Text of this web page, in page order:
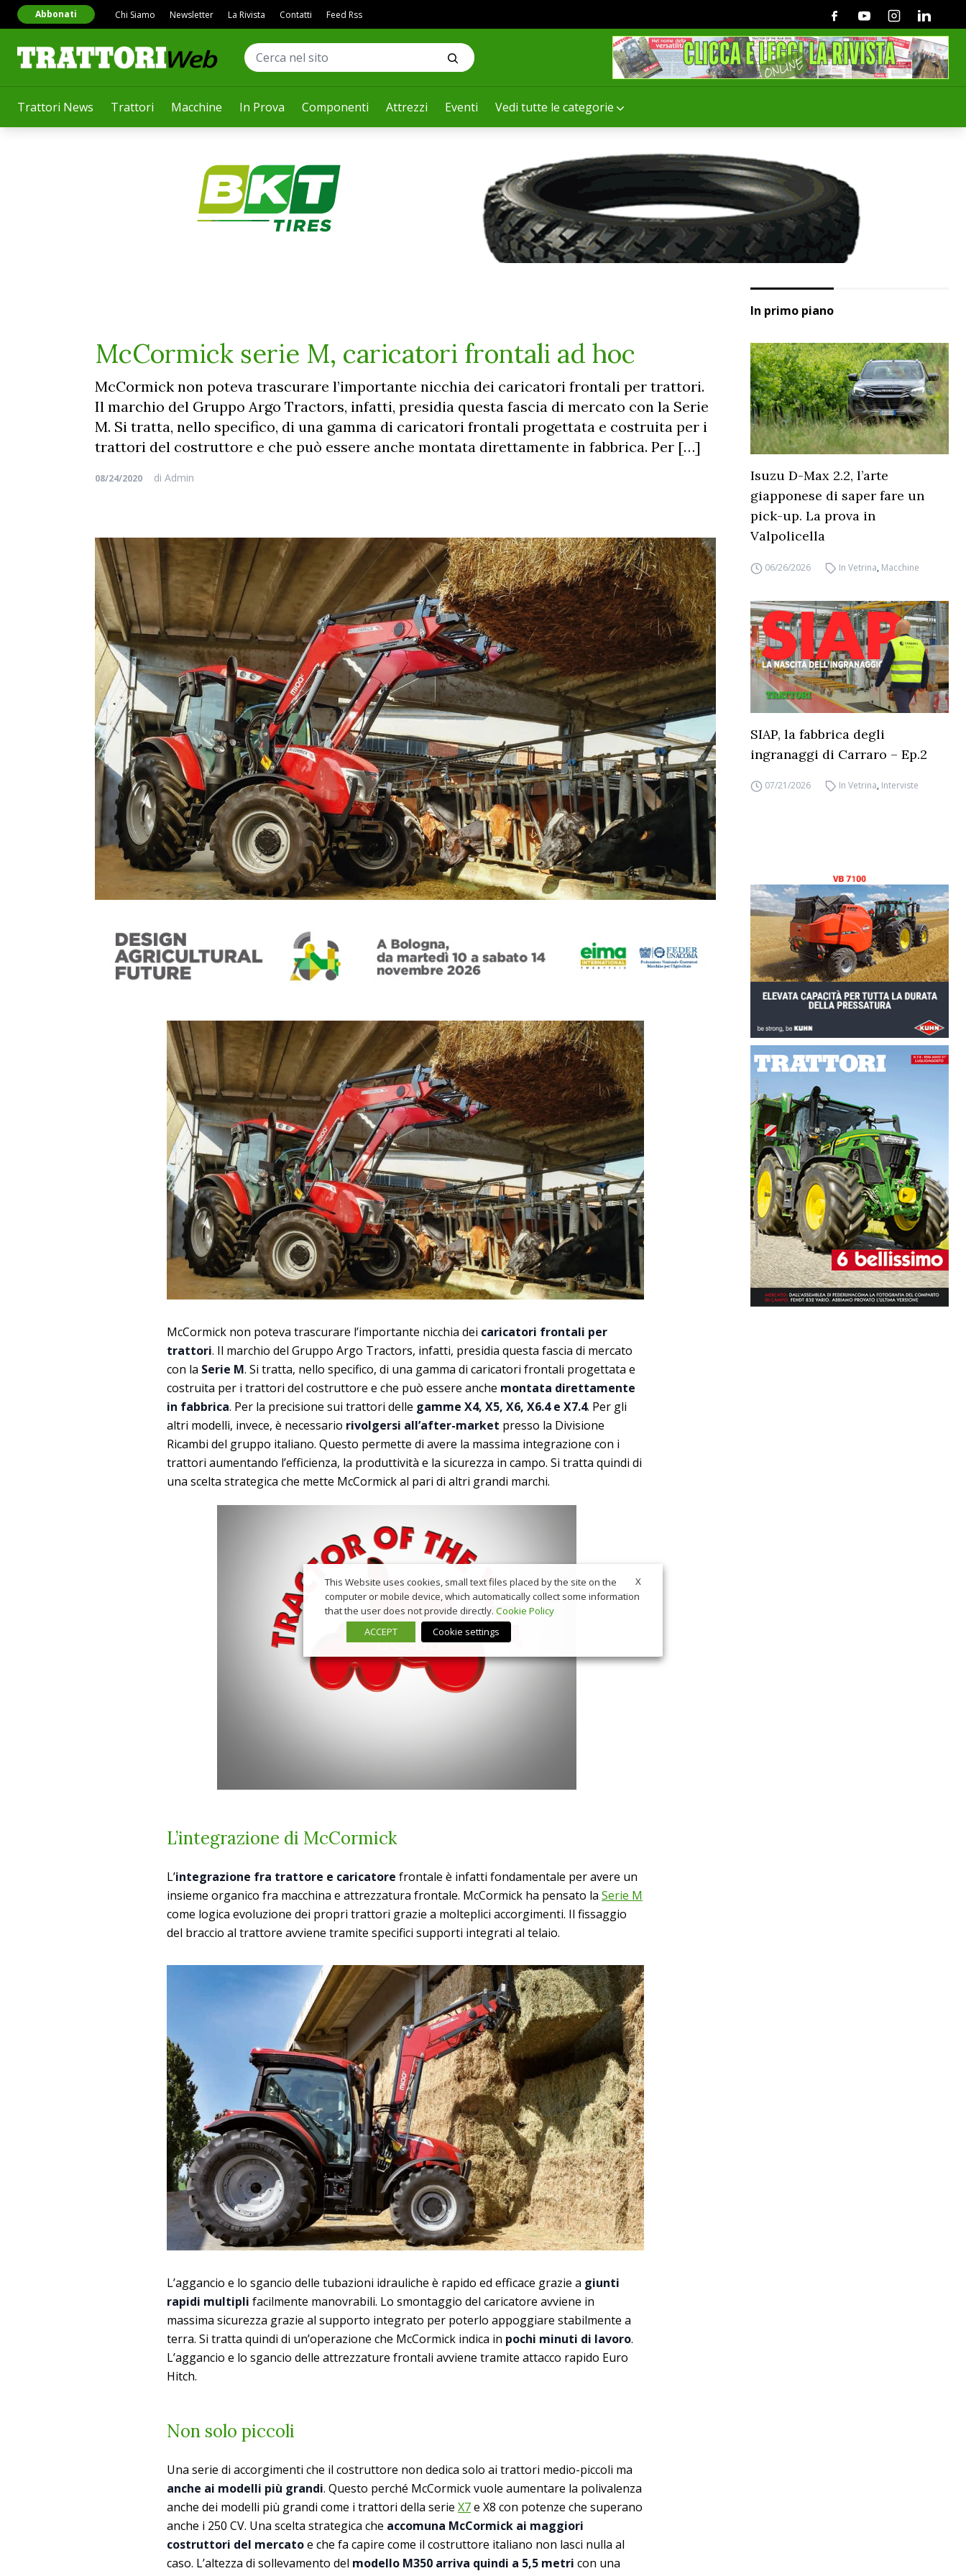
Trattori News Trattori Macchine In Prova Componenti Attrezzi Eventi Vedi tutte le categorie
Abbonati Chi Siamo Newsletter La Rivista Contatti Feed Rss FacebookYoutubeInstagramLinkedin
McCormick serie M, caricatori frontali ad hoc
McCormick non poteva trascurare l’importante nicchia dei caricatori frontali per trattori.
Il marchio del Gruppo Argo Tractors, infatti, presidia questa fascia di mercato con la Serie
M. Si tratta, nello specifico, di una gamma di caricatori frontali progettata e costruita per i
trattori del costruttore e che può essere anche montata direttamente in fabbrica. Per […]
08/24/2020 di Admin
McCormick non poteva trascurare l’importante nicchia dei caricatori frontali per
trattori. Il marchio del Gruppo Argo Tractors, infatti, presidia questa fascia di mercato
con la Serie M. Si tratta, nello specifico, di una gamma di caricatori frontali progettata e
costruita per i trattori del costruttore e che può essere anche montata direttamente
in fabbrica. Per la precisione sui trattori delle gamme X4, X5, X6, X6.4 e X7.4. Per gli
altri modelli, invece, è necessario rivolgersi all’after-market presso la Divisione
Ricambi del gruppo italiano. Questo permette di avere la massima integrazione con i
trattori aumentando l’efficienza, la produttività e la sicurezza in campo. Si tratta quindi di
una scelta strategica che mette McCormick al pari di altri grandi marchi.
L’integrazione di McCormick
L’integrazione fra trattore e caricatore frontale è infatti fondamentale per avere un
insieme organico fra macchina e attrezzatura frontale. McCormick ha pensato la Serie M
come logica evoluzione dei propri trattori grazie a molteplici accorgimenti. Il fissaggio
del braccio al trattore avviene tramite specifici supporti integrati al telaio.
L’aggancio e lo sgancio delle tubazioni idrauliche è rapido ed efficace grazie a giunti
rapidi multipli facilmente manovrabili. Lo smontaggio del caricatore avviene in
massima sicurezza grazie al supporto integrato per poterlo appoggiare stabilmente a
terra. Si tratta quindi di un’operazione che McCormick indica in pochi minuti di lavoro.
L’aggancio e lo sgancio delle attrezzature frontali avviene tramite attacco rapido Euro
Hitch.
Non solo piccoli
Una serie di accorgimenti che il costruttore non dedica solo ai trattori medio-piccoli ma
anche ai modelli più grandi. Questo perché McCormick vuole aumentare la polivalenza
anche dei modelli più grandi come i trattori della serie X7e X8 con potenze che superano
anche i 250 CV. Una scelta strategica che accomuna McCormick ai maggiori
costruttori del mercatoe che fa capire come il costruttore italiano non lasci nulla al
caso. L’altezza di sollevamento del modello M350 arriva quindi a 5,5 metri con una
In primo piano
Isuzu D-Max 2.2, l’arte
giapponese di saper fare un
pick-up. La prova in
Valpolicella
06/26/2026 In Vetrina, Macchine
SIAP, la fabbrica degli
ingranaggi di Carraro – Ep.2
07/21/2026 In Vetrina, Interviste
X
This Website uses cookies, small text files placed by the site on the
computer or mobile device, which automatically collect some information
that the user does not provide directly. Cookie Policy
ACCEPT
Cookie settings